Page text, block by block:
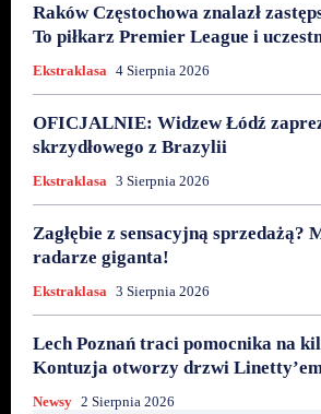
Raków Częstochowa znalazł
To piłkarz Premier League i
Ekstraklasa 4 Sierpnia 2026
OFICJALNIE: Widzew Łódź
skrzydłowego z Brazylii
Ekstraklasa 3 Sierpnia 2026
Zagłębie z sensacyjną sprzedażą?
radarze giganta!
Ekstraklasa 3 Sierpnia 2026
Lech Poznań traci pomocnika na
Kontuzja otworzy drzwi
Newsy 2 Sierpnia 2026